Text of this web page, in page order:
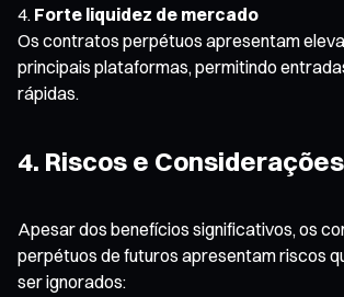
Forte liquidez de mercado
Os contratos perpétuos apresentam
principais plataformas, permitindo
rápidas.
4. Riscos e Considerações
Apesar dos benefícios significativos, os
perpétuos de futuros apresentam riscos
ser ignorados: